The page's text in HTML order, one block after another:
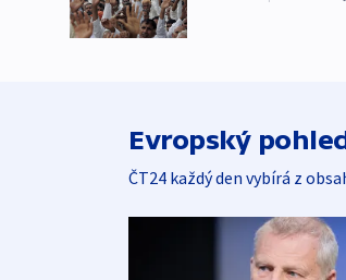
Evropský
ČT24 každý den vybírá z